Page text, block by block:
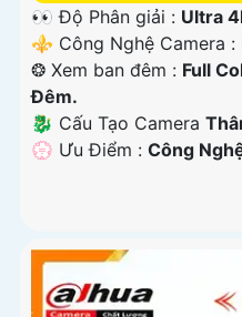
👀 Độ Phân giải : Ultra
⚜️ Công Nghệ Camera :
❂ Xem ban đêm : Full
Đêm.
🐉️ Cấu Tạo Camera
️💮 Ưu Điểm : Công